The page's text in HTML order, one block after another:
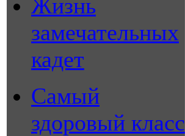
Жизнь
замечательных
кадет
Самый
здоровый класс